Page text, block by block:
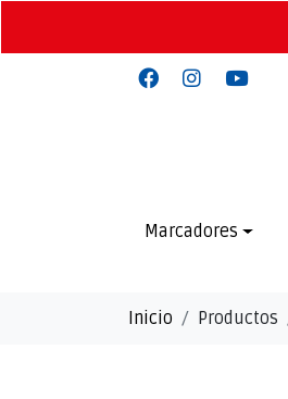
Marcadores
Inicio Productos